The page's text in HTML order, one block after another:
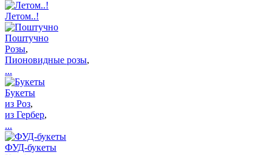
Летом..!
Поштучно
Розы,
Пионовидные розы,
...
Букеты
из Роз,
из Гербер,
...
ФУД-букеты